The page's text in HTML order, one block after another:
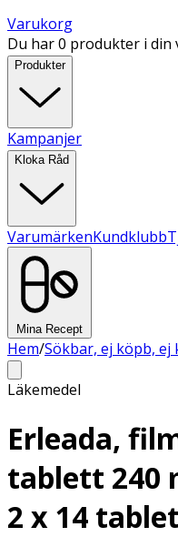
Varukorg
Du har 0 produkter i din
Produkter
Kampanjer
Kloka Råd
VarumärkenKundklubb
Mina Recept
Hem/Sökbar, ej köpb, ej
Läkemedel
Erleada,
tablett 240
2 x 14